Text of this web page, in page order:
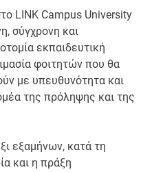
LINK Campus University
σύγχρονη και
εκπαιδευτική
φοιτητών που θα
με υπευθυνότητα και
της πρόληψης και της
εξαμήνων, κατά τη
και η πράξη